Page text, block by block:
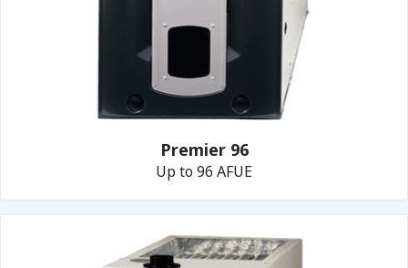
Premier 96
Up to 96 AFUE